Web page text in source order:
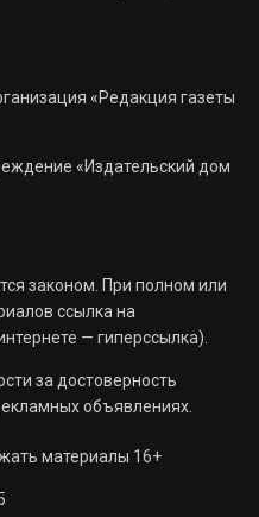
«Редакция газеты
«Издательский дом
законом. При полном или
ссылка на
— гиперссылка).
за достоверность
объявлениях.
материалы 16+